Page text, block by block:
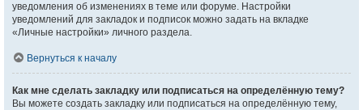
уведомления об изменениях в теме или форуме. Настройки
уведомлений для закладок и подписок можно задать на вкладке
«Личные настройки» личного раздела.
Вернуться к началу
Как мне сделать закладку или подписаться на определённую тему?
Вы можете создать закладку или подписаться на определённую тему,